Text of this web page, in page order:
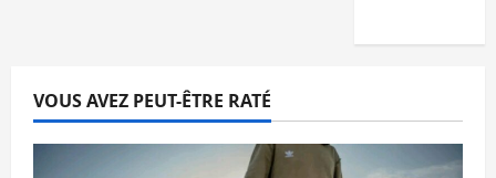
VOUS AVEZ PEUT-ÊTRE RATÉ